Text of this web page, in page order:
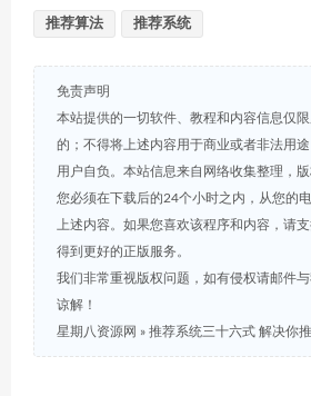
推荐算法 推荐系统
免责声明
本站提供的一切软件、教程和内容信息仅
的；不得将上述内容用于商业或者非法用
用户自负。本站信息来自网络收集整理，版
您必须在下载后的24个小时之内，从您的
上述内容。如果您喜欢该程序和内容，请
得到更好的正版服务。
我们非常重视版权问题，如有侵权请邮件
谅解！
星期八资源网 » 推荐系统三十六式 解决你